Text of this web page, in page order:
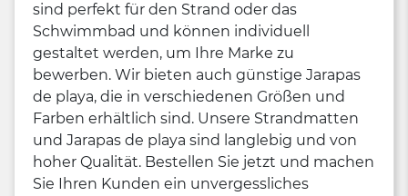
sind perfekt für den Strand oder das
Schwimmbad und können individuell
gestaltet werden, um Ihre Marke zu
bewerben. Wir bieten auch günstige Jarapas
de playa, die in verschiedenen Größen und
Farben erhältlich sind. Unsere Strandmatten
und Jarapas de playa sind langlebig und von
hoher Qualität. Bestellen Sie jetzt und machen
Sie Ihren Kunden ein unvergessliches